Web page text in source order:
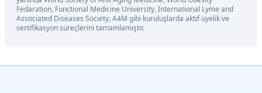
Fedaration, Functional Medicine University, International Lyme and
Associated Diseases Society, A4M gibi kuruluşlarda aktif üyelik ve
sertifikasyon süreçlerini tamamlamıştır.